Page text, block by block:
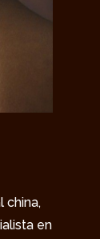
china,
en